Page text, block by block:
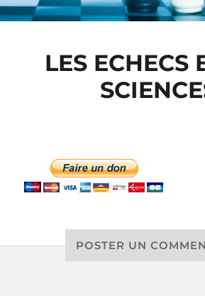
LES ECHECS
POSTER UN